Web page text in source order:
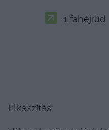
1 fahéjrúd
Elkészítés: